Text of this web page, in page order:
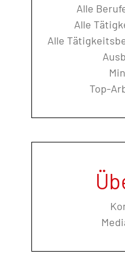
Alle
Alle
Alle
Top-